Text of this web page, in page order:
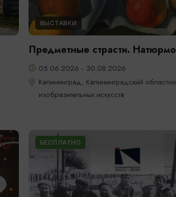
ВЫСТАВКИ
Предметные страсти.
05.06.2026 - 30.08.2026
Калининград, Калининградский
изобразительных искусств
БЕСПЛАТНО